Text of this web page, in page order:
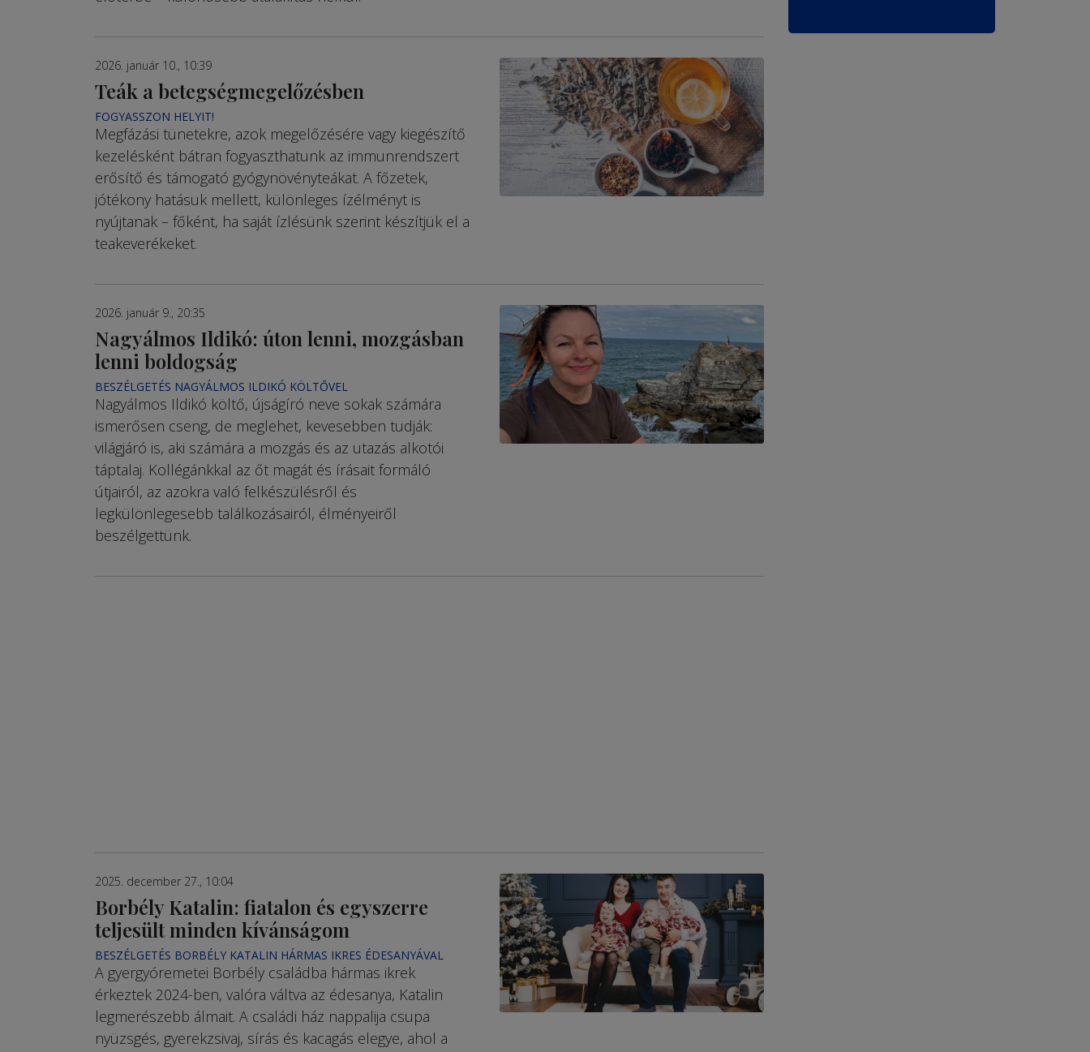
2026. január 10., 10:39
Teák a betegségmegelőzésben
FOGYASSZON HELYIT!
Megfázási tünetekre, azok megelőzésére vagy kiegészítő
kezelésként bátran fogyaszthatunk az immunrendszert
erősítő és támogató gyógynövényteákat. A főzetek,
jótékony hatásuk mellett, különleges ízélményt is
nyújtanak – főként, ha saját ízlésünk szerint készítjük el a
tea­keverékeket.
2026. január 9., 20:35
Nagyálmos Ildikó: úton lenni, mozgásban
lenni boldogság
BESZÉLGETÉS NAGYÁLMOS ILDIKÓ KÖLTŐVEL
Nagyálmos Ildikó költő, újságíró neve sokak számára
ismerősen cseng, de meglehet, kevesebben tudják:
világjáró is, aki számára a mozgás és az utazás alkotói
táptalaj. Kollégánkkal az őt magát és írásait formáló
útjairól, az azokra való felkészülésről és
legkülönlegesebb találkozásairól, élményeiről
beszélgettünk.
2025. december 27., 10:04
Borbély Katalin: fiatalon és egyszerre
teljesült minden kívánságom
BESZÉLGETÉS BORBÉLY KATALIN HÁRMAS IKRES ÉDESANYÁVAL
A gyergyóremetei Borbély családba hármas ikrek
érkeztek 2024-ben, valóra váltva az édesanya, Katalin
legmerészebb álmait. A családi ház nappalija csupa
nyüzsgés, gyerekzsivaj, sírás és kacagás elegye, ahol a